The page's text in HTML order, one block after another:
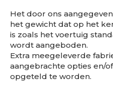
Het door ons
het gewicht dat op het
is zoals het voertuig
wordt aangeboden.
Extra meegeleverde
aangebrachte opties en/
opgeteld te worden.